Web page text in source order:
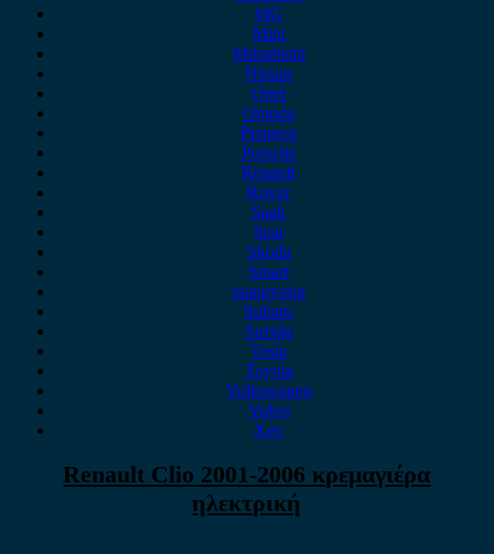
MG
Mini
Mitsubishi
Nissan
Opel
Omoda
Peugeot
Porsche
Renault
Rover
Saab
Seat
Skoda
Smart
ssangyong
Subaru
Suzuki
Tesla
Toyota
Volkswagen
Volvo
Xev
Renault Clio 2001-2006 κρεμαγιέρα
ηλεκτρική